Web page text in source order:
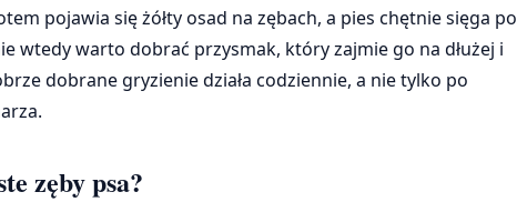
pojawia się żółty osad na zębach, a pies chętnie sięga po
wtedy warto dobrać przysmak, który zajmie go na dłużej i
dobrane gryzienie działa codziennie, a nie tylko po
zęby psa?